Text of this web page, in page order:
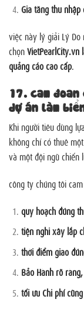
Gia tăng thu
việc này lý giải Lý Do
chọn
quảng cáo cao cấp.
17. cam
dự án làm
Khi người tiêu dùng
không chỉ có thuê
và một đội ngũ chiến
công ty chúng tôi
quy hoạch đúng
tiện nghi xây lắp
thời điểm giao
Bảo Hành rõ
tối ưu Chi phí